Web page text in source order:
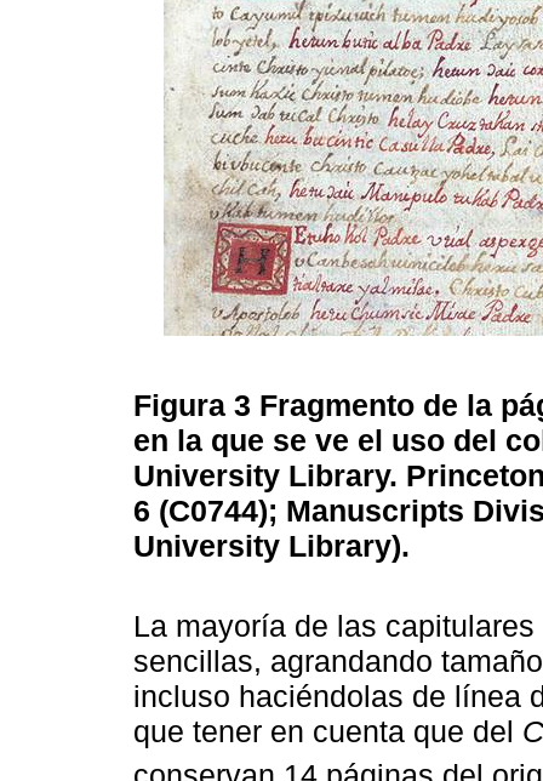
Figura 3 Fragmento de la
en la que se ve el uso del
University Library.
6 (C0744); Manuscripts
University Library).
La mayoría de las
sencillas, agrandando
incluso haciéndolas de línea
que tener en cuenta que del